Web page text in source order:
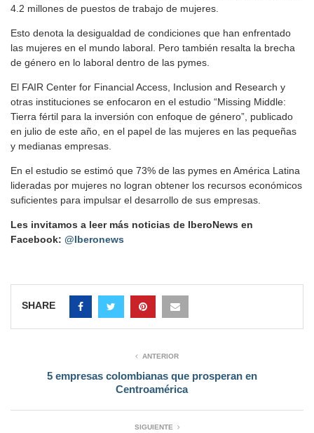
4.2 millones de puestos de trabajo de mujeres.
Esto denota la desigualdad de condiciones que han enfrentado
las mujeres en el mundo laboral. Pero también resalta la brecha
de género en lo laboral dentro de las pymes.
El FAIR Center for Financial Access, Inclusion and Research y
otras instituciones se enfocaron en el estudio “Missing Middle:
Tierra fértil para la inversión con enfoque de género”, publicado
en julio de este año, en el papel de las mujeres en las pequeñas
y medianas empresas.
En el estudio se estimó que 73% de las pymes en América Latina
lideradas por mujeres no logran obtener los recursos económicos
suficientes para impulsar el desarrollo de sus empresas.
Les invitamos a leer más noticias de IberoNews en
Facebook: @Iberonews
SHARE
ANTERIOR
5 empresas colombianas que prosperan en
Centroamérica
SIGUIENTE